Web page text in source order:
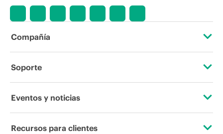
Compañía
Acerca de HPE
Soporte
Servicios de soporte operativo
Eventos y noticias
Eventos
Recursos para clientes